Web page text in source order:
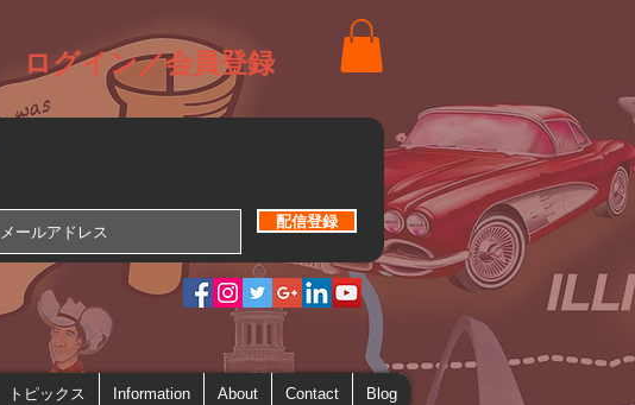
ログイン／会員登録
配信登録
トピックス Information About Contact Blog